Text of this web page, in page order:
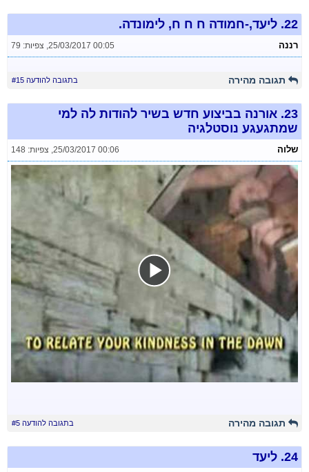
22. ליעד,-חמודה ח ח ח, לימונדה.
רננה 25/03/2017 00:05
, צפיות: 79
תגובה מהירה בתגובה להודעה #15
23. אורנה בביצוע חדש בשיר להודות לה למי
שמתגעגע נוסטלגיה
שלוה 25/03/2017 00:06
, צפיות: 148
תגובה מהירה בתגובה להודעה #5
24. ליעד